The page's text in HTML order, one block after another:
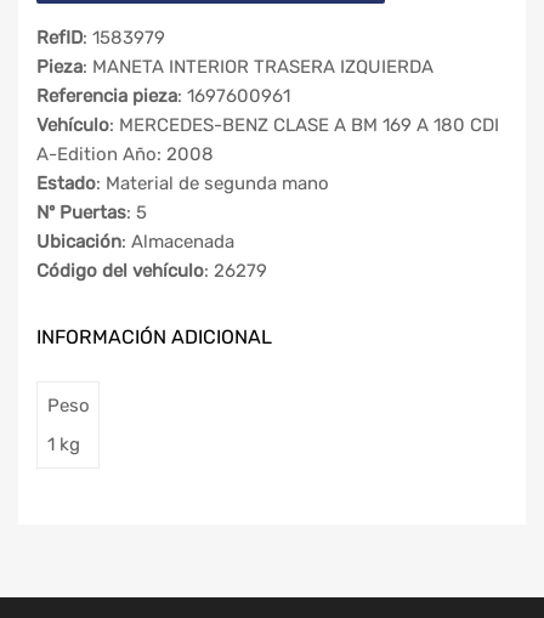
RefID: 1583979
Pieza: MANETA INTERIOR TRASERA IZQUIERDA
Referencia pieza: 1697600961
Vehículo: MERCEDES-BENZ CLASE A BM 169 A 180 CDI
A-Edition Año: 2008
Estado: Material de segunda mano
Nº Puertas: 5
Ubicación: Almacenada
Código del vehículo: 26279
INFORMACIÓN ADICIONAL
Peso
1 kg